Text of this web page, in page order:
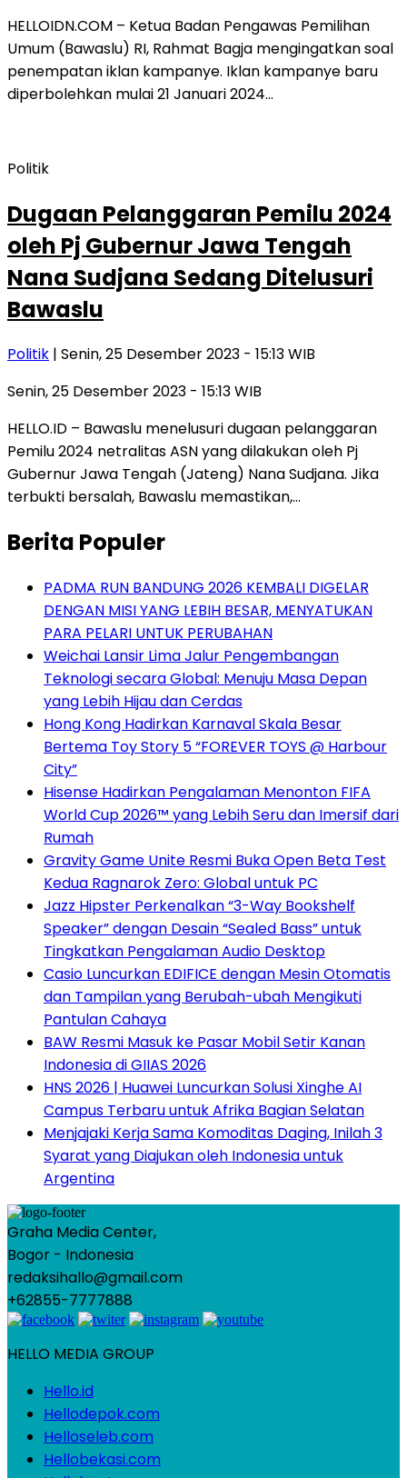
HELLOIDN.COM – Ketua Badan Pengawas Pemilihan
Umum (Bawaslu) RI, Rahmat Bagja mengingatkan soal
penempatan iklan kampanye. Iklan kampanye baru
diperbolehkan mulai 21 Januari 2024…
Politik
Dugaan Pelanggaran Pemilu 2024
oleh Pj Gubernur Jawa Tengah
Nana Sudjana Sedang Ditelusuri
Bawaslu
Politik | Senin, 25 Desember 2023 - 15:13 WIB
Senin, 25 Desember 2023 - 15:13 WIB
HELLO.ID – Bawaslu menelusuri dugaan pelanggaran
Pemilu 2024 netralitas ASN yang dilakukan oleh Pj
Gubernur Jawa Tengah (Jateng) Nana Sudjana. Jika
terbukti bersalah, Bawaslu memastikan,…
Berita Populer
PADMA RUN BANDUNG 2026 KEMBALI DIGELAR
DENGAN MISI YANG LEBIH BESAR, MENYATUKAN
PARA PELARI UNTUK PERUBAHAN
Weichai Lansir Lima Jalur Pengembangan
Teknologi secara Global: Menuju Masa Depan
yang Lebih Hijau dan Cerdas
Hong Kong Hadirkan Karnaval Skala Besar
Bertema Toy Story 5 “FOREVER TOYS @ Harbour
City”
Hisense Hadirkan Pengalaman Menonton FIFA
World Cup 2026™ yang Lebih Seru dan Imersif dari
Rumah
Gravity Game Unite Resmi Buka Open Beta Test
Kedua Ragnarok Zero: Global untuk PC
Jazz Hipster Perkenalkan “3-Way Bookshelf
Speaker” dengan Desain “Sealed Bass” untuk
Tingkatkan Pengalaman Audio Desktop
Casio Luncurkan EDIFICE dengan Mesin Otomatis
dan Tampilan yang Berubah-ubah Mengikuti
Pantulan Cahaya
BAW Resmi Masuk ke Pasar Mobil Setir Kanan
Indonesia di GIIAS 2026
HNS 2026 | Huawei Luncurkan Solusi Xinghe AI
Campus Terbaru untuk Afrika Bagian Selatan
Menjajaki Kerja Sama Komoditas Daging, Inilah 3
Syarat yang Diajukan oleh Indonesia untuk
Argentina
Graha Media Center,
Bogor - Indonesia
redaksihallo@gmail.com
+62855-7777888
HELLO MEDIA GROUP
Hello.id
Hellodepok.com
Helloseleb.com
Hellobekasi.com